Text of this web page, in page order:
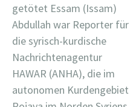
getötet Essam (Issam)
Abdullah war Reporter für
die syrisch-kurdische
Nachrichtenagentur
HAWAR (ANHA), die im
autonomen Kurdengebiet